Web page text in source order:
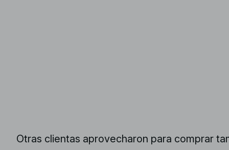
Otras clientas aprovecharon para comprar